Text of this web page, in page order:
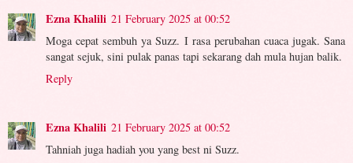
Ezna Khalili 21 February 2025 at 00:52
Moga cepat sembuh ya Suzz. I rasa perubahan cuaca jugak. Sana
sangat sejuk, sini pulak panas tapi sekarang dah mula hujan balik.
Reply
Ezna Khalili 21 February 2025 at 00:52
Tahniah juga hadiah you yang best ni Suzz.